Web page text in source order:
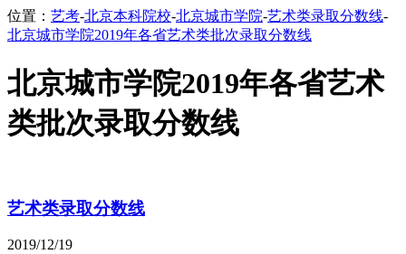
位置： 艺考-北京本科院校-北京城市学院-艺术类录取分数线-
北京城市学院2019年各省艺术类批次录取分数线
北京城市学院2019年各省艺术
类批次录取分数线
艺术类录取分数线
2019/12/19